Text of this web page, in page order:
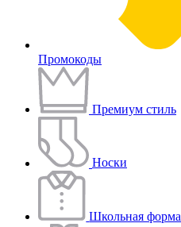
Промокоды
Премиум стиль
Носки
Школьная форма